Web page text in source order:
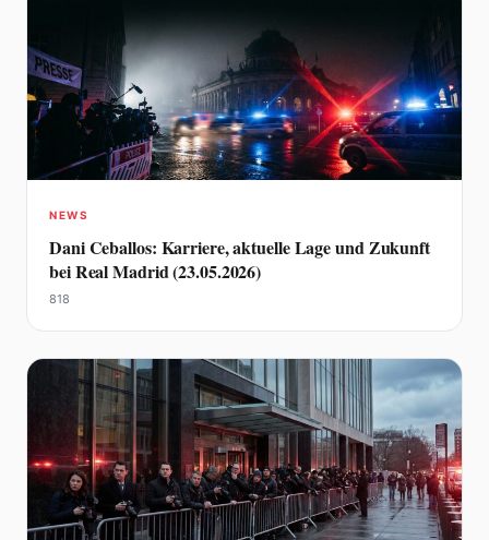
NEWS
Dani Ceballos: Karriere, aktuelle Lage und Zukunft
bei Real Madrid (23.05.2026)
818